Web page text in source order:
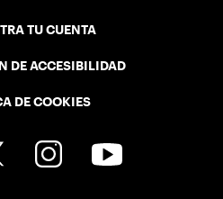
TU CUENTA
DE ACCESIBILIDAD
DE COOKIES